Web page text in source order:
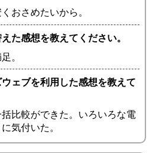
おさめたいから。
た感想を教えてください。
。
ェブを利用した感想を教えて
比較ができた。いろいろな電
気付いた。